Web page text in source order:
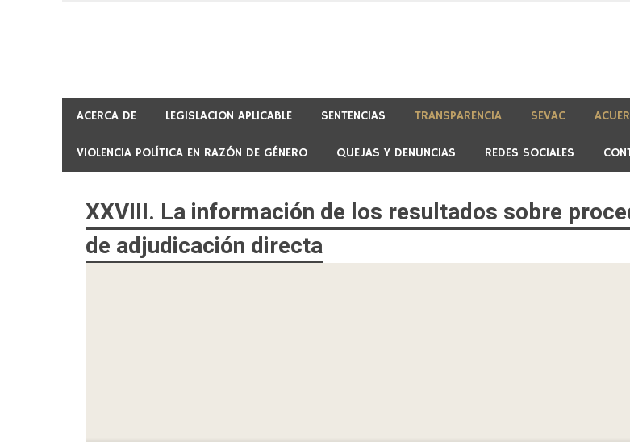
ACERCA DE LEGISLACION APLICABLE SENTENCIAS TRANSPARENCIA SEVAC
VIOLENCIA POLÍTICA EN RAZÓN DE GÉNERO QUEJAS Y DENUNCIAS REDES SOCIALES
XXVIII. La información de los resultados sobre
de adjudicación directa